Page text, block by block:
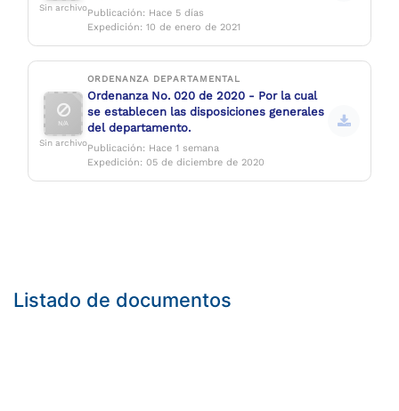
Sin archivoPublicación: Hace 5 días
Expedición: 10 de enero de 2021
N/A
Sin archivo
ORDENANZA DEPARTAMENTAL
Ordenanza No. 020 de 2020 - Por la cual
se establecen las disposiciones generales
del departamento.
Publicación: Hace 1 semana
Expedición: 05 de diciembre de 2020
Listado de documentos